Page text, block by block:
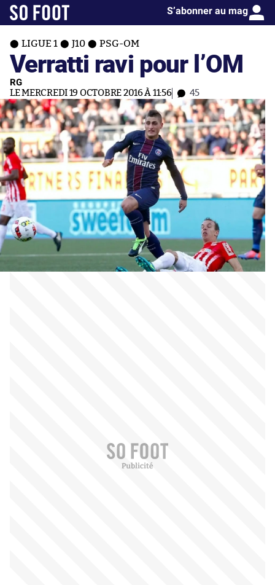
S’abonner au mag
LIGUE 1 J10 PSG-OM
Verratti ravi pour l’OM
RG
LE MERCREDI 19 OCTOBRE 2016 À 11:56 45